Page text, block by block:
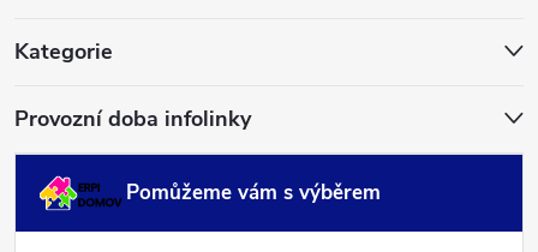
Kategorie
Provozní doba infolinky
Pomůžeme vám s výběrem